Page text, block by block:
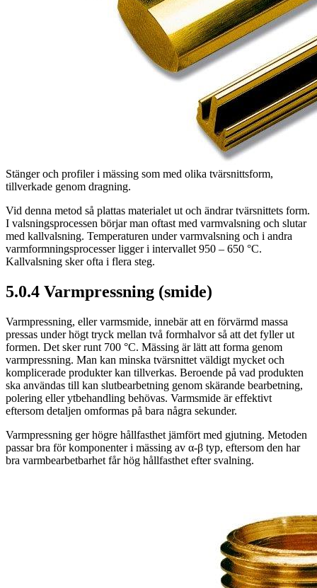
Stänger och profiler i mässing som med olika tvärsnittsform,
tillverkade genom dragning.
Vid denna metod så plattas materialet ut och ändrar tvärsnittets form.
I valsningsprocessen börjar man oftast med varmvalsning och slutar
med kallvalsning. Temperaturen under varmvalsning och i andra
varmformningsprocesser ligger i intervallet 950 – 650 °C.
Kallvalsning sker ofta i flera steg.
5.0.4 Varmpressning (smide)
Varmpressning, eller varmsmide, innebär att en förvärmd massa
pressas under högt tryck mellan två formhalvor så att det fyller ut
formen. Det sker runt 700 °C. Mässing är lätt att forma genom
varmpressning. Man kan minska tvärsnittet väldigt mycket och
komplicerade produkter kan tillverkas. Beroende på vad produkten
ska användas till kan slutbearbetning genom skärande bearbetning,
polering eller ytbehandling behövas. Varmsmide är effektivt
eftersom detaljen omformas på bara några sekunder.
Varmpressning ger högre hållfasthet jämfört med gjutning. Metoden
passar bra för komponenter i mässing av α-β typ, eftersom den har
bra varmbearbetbarhet får hög hållfasthet efter svalning.